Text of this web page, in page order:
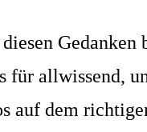
Gedanken
für allwissend,
auf dem